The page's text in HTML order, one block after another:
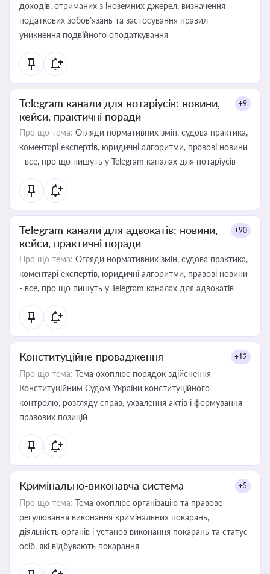
доходів, отриманих з іноземних джерел, визначення
податкових зобов’язань та застосування правил
уникнення подвійного оподаткування
Telegram канали для нотаріусів: новини,
кейси, практичні поради
+9
Про що тема: Огляди нормативних змін, судова практика,
коментарі експертів, юридичні алгоритми, правові новини
- все, про що пишуть у Telegram каналах для нотаріусів
Telegram канали для адвокатів: новини,
кейси, практичні поради
+90
Про що тема: Огляди нормативних змін, судова практика,
коментарі експертів, юридичні алгоритми, правові новини
- все, про що пишуть у Telegram каналах для адвокатів
Конституційне провадження +12
Про що тема: Тема охоплює порядок здійснення
Конституційним Судом України конституційного
контролю, розгляду справ, ухвалення актів і формування
правових позицій
Кримінально-виконавча система +5
Про що тема: Тема охоплює організацію та правове
регулювання виконання кримінальних покарань,
діяльність органів і установ виконання покарань та статус
осіб, які відбувають покарання